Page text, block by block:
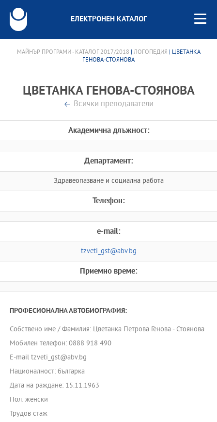
ЕЛЕКТРОНЕН КАТАЛОГ
МАЙНЪР ПРОГРАМИ - КАТАЛОГ 2017/2018 ЛОГОПЕДИЯ | ЦВЕТАНКА
ГЕНОВА-СТОЯНОВА
ЦВЕТАНКА ГЕНОВА-СТОЯНОВА
Всички преподаватели
Академична длъжност:
Департамент:
Здравеопазване и социална работа
Телефон:
e-mail:
tzveti_gst@abv.bg
Приемно време:
ПРОФЕСИОНАЛНА АВТОБИОГРАФИЯ:
Собствено име / Фамилия: Цветанка Петрова Генова - Стоянова
Мобилен телефон: 0888 918 490
E-mail tzveti_gst@abv.bg
Националност: българка
Дата на раждане: 15.11.1963
Пол: женски
Трудов стаж